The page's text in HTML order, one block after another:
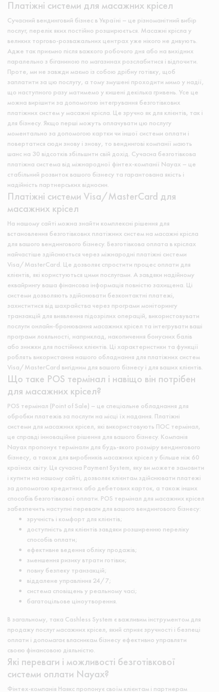
Платіжні системи для масажних крісел
Сучасний вендинговий бізнес в Україні – це різноманітний вибір
послуг, перелік яких постійно розширюється. Масажні крісла у
великих торгово-розважальних центрах уже нікого не дивують.
Адже так приємно після важкого робочого дня або на вихідних
паралельно з біганиною по магазинах розслабитися і відпочити.
Проте, ми не завжди маємо із собою дрібну готівку, щоб
заплатити за цю послугу, а тому змушені проходити мимо у надії,
що наступного разу матимемо у кишені декілька гривень. Усе це
можна вирішити за допомогою інтегрування безготівкових
платіжних систем у масажні крісла. Це зручно як для клієнтів, так і
для бізнесу. Якщо перші можуть оплачувати цю послугу
моментально за допомогою картки чи іншої системи оплати і
повертатися сюди знову і знову, то вендингові компанії мають
шанс на 30 відсотків збільшити свій дохід. Сучасна безготівкова
платіжна система від міжнародної фінтех-компанії Nayax – це
стабільний розвиток вашого бізнесу та гарантована якість і
надійність партнерських відносин.
Платіжні системи Visa/MasterCard для
масажних крісел
На нашому сайті можна знайти комплексні рішення для
встановлення безготівкових платіжних систем на масажні крісла
для вашого вендингового бізнесу. Безготівкова оплата в кріслах
найчастіше здійснюється через міжнародні платіжні системи
Visa/MasterCard. Це дозволяє спростити процес оплати для
клієнтів, які користуються цими послугами. А завдяки надійному
еквайрингу ваша фінансова інформація повністю захищена. Ці
системи дозволяють здійснювати безконтактні платежі,
захиститися від шахрайства через програми моніторингу
транзакцій для виявлення підозрілих операцій, використовувати
послуги онлайн-бронювання масажних крісел та інтегрувати ваші
програми лояльності, наприклад, накопичення бонусних балів
або знижки для постійних клієнтів. Ці характеристики та функції
роблять використання нашого обладнання для платіжних систем
Visa/MasterCard вигідним для вашого бізнесу і для ваших клієнтів.
Що таке POS термінал і навіщо він потрібен
для масажних крісел?
POS термінал (Point of Sale) – це спеціальне обладнання для
обробки платежів за послуги на місці їх надання. Платіжні
системи для масажних крісел, які використовують ПОС термінал,
це справді інноваційне рішення для вашого бізнесу. Компанія
Nayax пропонує термінали для будь-якого розміру вендингового
бізнесу, а також для виробників масажних крісел у більше ніж 60
країнах світу. Ця сучасна Payment System, яку ви можете замовити
і купити на нашому сайті, дозволяє клієнтам здійснювати платежі
за допомогою кредитних або дебетових карток, а також інших
способів безготівкової оплати. POS термінал для масажних крісел
забезпечить наступні переваги для вашого вендингового бізнесу:
зручність і комфорт для клієнтів;
доступність для клієнтів завдяки розширенню переліку
способів оплати;
ефективне ведення обліку продажів;
зменшення ризику втрати готівки;
повну безпеку транзакцій;
віддалене управління 24/7;
система сповіщень у реальному часі;
багатоцільове ціноутворення.
В загальному, така Cashless System є важливим інструментом для
продажу послуг масажних крісел, який сприяє зручності і безпеці
оплати і допомагає власникам бізнесу ефективно управляти
своєю фінансовою діяльністю.
Які переваги і можливості безготівкової
системи оплати Nayax?
Фінтех-компанія Наякс пропонує своїм клієнтам і партнерам